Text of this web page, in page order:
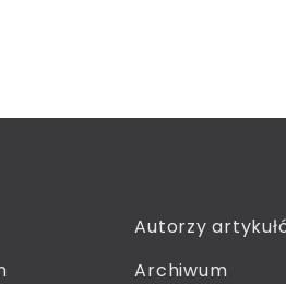
Autorzy
Archiwum